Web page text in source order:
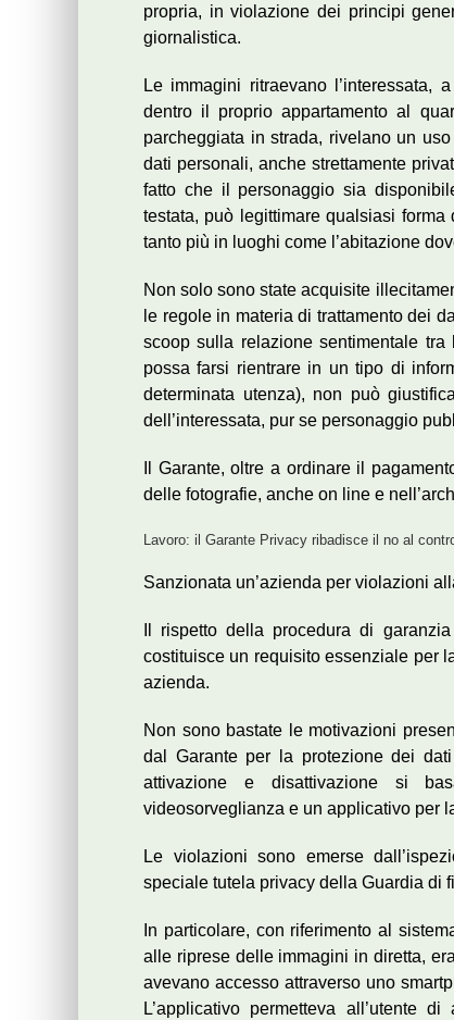
propria, in violazione dei principi
giornalistica.
Le immagini ritraevano
dentro il proprio appartamento al
parcheggiata in strada, rivelano un
dati personali, anche strettamente
fatto che il personaggio sia
testata, può legittimare qualsiasi
tanto più in luoghi come l’abitazione
Non solo sono state acquisite
le regole in materia di trattamento dei
scoop sulla relazione sentimentale
possa farsi rientrare in un tipo di
determinata utenza), non può
dell’interessata, pur se personaggio
Il Garante, oltre a ordinare il
delle fotografie, anche on line e
Lavoro: il Garante Privacy ribadisce il no al
Sanzionata un’azienda per violazioni
Il rispetto della procedura di
costituisce un requisito essenziale per
azienda.
Non sono bastate le motivazioni
dal Garante per la protezione dei
attivazione e disattivazione si
videosorveglianza e un applicativo per
Le violazioni sono emerse
speciale tutela privacy della Guardia di
In particolare, con riferimento al
alle riprese delle immagini in diretta,
avevano accesso attraverso uno
L’applicativo permetteva all’utente